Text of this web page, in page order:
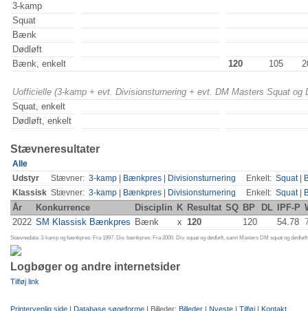
3-kamp
Squat
Bænk
Dødløft
Bænk, enkelt
120 105
Uofficielle (3-kamp + evt. Divisionsturnering + evt. DM Masters Squat
Squat, enkelt
Dødløft, enkelt
Stævneresultater
Alle
Udstyr
Stævner: 3-kamp Bænkpres Divisionsturnering Enkelt: Squat|
Klassisk Stævner: 3-kamp Bænkpres Divisionsturnering Enkelt: Squat|
År Konkurrence Disciplin K Resultat SQ BP DL IPF-P
2022 SM Klassisk Bænkpres Bænk x 120 120 54.78
Stævnedata: 3-kamp og bænkpres: Fra 1997. Div. bænkpres: Fra 2000. Div. squat og dødløft, samt Masters DM squat og
Logbøger og andre internetsider
Tilføj link
Printervenlig side | Database søgeforme | Billeder: Billeder | Nyeste | Tilføj | Kontakt